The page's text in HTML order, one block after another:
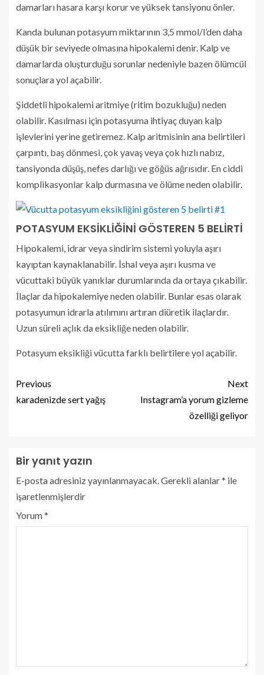
damarları hasara karşı korur ve yüksek tansiyonu önler.
Kanda bulunan potasyum miktarının 3,5 mmol/l’den daha
düşük bir seviyede olmasına hipokalemi denir. Kalp ve
damarlarda oluşturduğu sorunlar nedeniyle bazen ölümcül
sonuçlara yol açabilir.
Şiddetli hipokalemi aritmiye (ritim bozukluğu) neden
olabilir. Kasılması için potasyuma ihtiyaç duyan kalp
işlevlerini yerine getiremez. Kalp aritmisinin ana belirtileri
çarpıntı, baş dönmesi, çok yavaş veya çok hızlı nabız,
tansiyonda düşüş, nefes darlığı ve göğüs ağrısıdır. En ciddi
komplikasyonlar kalp durmasına ve ölüme neden olabilir.
POTASYUM EKSİKLİĞİNİ GÖSTEREN 5 BELİRTİ
Hipokalemi, idrar veya sindirim sistemi yoluyla aşırı
kayıptan kaynaklanabilir. İshal veya aşırı kusma ve
vücuttaki büyük yanıklar durumlarında da ortaya çıkabilir.
İlaçlar da hipokalemiye neden olabilir. Bunlar esas olarak
potasyumun idrarla atılımını artıran diüretik ilaçlardır.
Uzun süreli açlık da eksikliğe neden olabilir.
Potasyum eksikliği vücutta farklı belirtilere yol açabilir.
Previous
karadenizde sert yağış
Next
Instagram’a yorum gizleme
özelliği geliyor
Bir yanıt yazın
E-posta adresiniz yayınlanmayacak. Gerekli alanlar* ile
işaretlenmişlerdir
Yorum*